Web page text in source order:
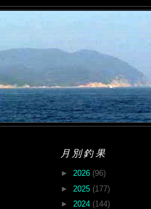
月別釣果
► 2026 (96)
► 2025 (177)
► 2024 (144)